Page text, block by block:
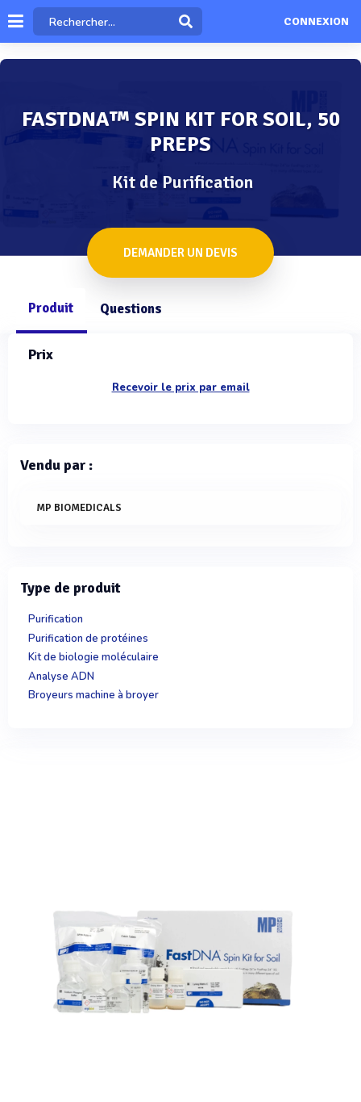
CONNEXION
FASTDNA™ SPIN KIT FOR SOIL, 50
PREPS
Kit de Purification
DEMANDER UN DEVIS
Produit Questions
Prix
Recevoir le prix par email
Vendu par :
MP BIOMEDICALS
Type de produit
Purification
Purification de protéines
Kit de biologie moléculaire
Analyse ADN
Broyeurs machine à broyer